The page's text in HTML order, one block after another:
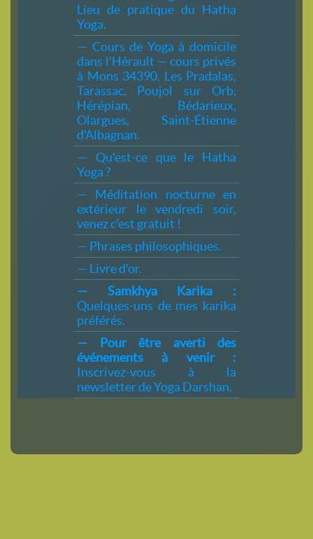
Lieu de pratique du Hatha
Yoga.
— Cours de Yoga à domicile
dans l'Hérault — cours privés
à Mons 34390, Les Pradalas,
Tarassac, Poujol sur Orb,
Hérépian, Bédarieux,
Olargues, Saint-Étienne
d'Albagnan.
— Qu'est-ce que le Hatha
Yoga ?
— Méditation nocturne en
extérieur le vendredi soir,
venez c'est gratuit !
— Phrases philosophiques.
— Livre d'or.
— Samkhya Karika :
Quelques-uns de mes karika
préférés.
— Pour être averti des
événements à venir :
Inscrivez-vous à la
newsletter de Yoga Darshan.